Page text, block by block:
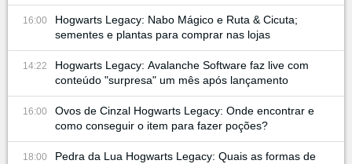
16:00
Hogwarts Legacy: Nabo Mágico e Ruta & Cicuta;
sementes e plantas para comprar nas lojas
14:22
Hogwarts Legacy: Avalanche Software faz live com
conteúdo "surpresa" um mês após lançamento
16:00
Ovos de Cinzal Hogwarts Legacy: Onde encontrar e
como conseguir o item para fazer poções?
18:00
Pedra da Lua Hogwarts Legacy: Quais as formas de